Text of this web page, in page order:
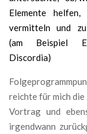
reichte für mich
Vortrag und
irgendwann